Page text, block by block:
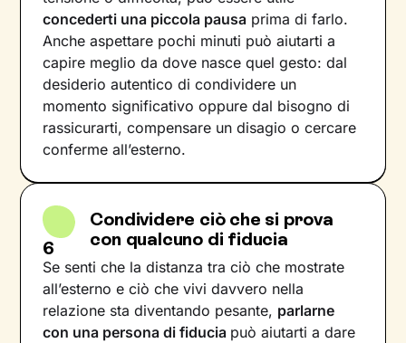
concederti una piccola pausa prima di farlo.
Anche aspettare pochi minuti può aiutarti a
capire meglio da dove nasce quel gesto: dal
desiderio autentico di condividere un
momento significativo oppure dal bisogno di
rassicurarti, compensare un disagio o cercare
conferme all’esterno.
6
Condividere ciò che si prova
con qualcuno di fiducia
Se senti che la distanza tra ciò che mostrate
all’esterno e ciò che vivi davvero nella
relazione sta diventando pesante, parlarne
con una persona di fiducia può aiutarti a dare